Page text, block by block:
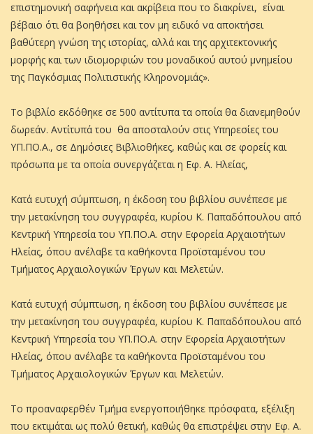
επιστημονική σαφήνεια και ακρίβεια που το διακρίνει, είναι
βέβαιο ότι θα βοηθήσει και τον μη ειδικό να αποκτήσει
βαθύτερη γνώση της ιστορίας, αλλά και της αρχιτεκτονικής
μορφής και των ιδιομορφιών του μοναδικού αυτού μνημείου
της Παγκόσμιας Πολιτιστικής Κληρονομιάς».
Το βιβλίο εκδόθηκε σε 500 αντίτυπα τα οποία θα διανεμηθούν
δωρεάν. Αντίτυπά του θα αποσταλούν στις Υπηρεσίες του
ΥΠ.ΠΟ.Α., σε Δημόσιες Βιβλιοθήκες, καθώς και σε φορείς και
πρόσωπα με τα οποία συνεργάζεται η Εφ. Α. Ηλείας,
Κατά ευτυχή σύμπτωση, η έκδοση του βιβλίου συνέπεσε με
την μετακίνηση του συγγραφέα, κυρίου Κ. Παπαδόπουλου από
Κεντρική Υπηρεσία του ΥΠ.ΠΟ.Α. στην Εφορεία Αρχαιοτήτων
Ηλείας, όπου ανέλαβε τα καθήκοντα Προϊσταμένου του
Τμήματος Αρχαιολογικών Έργων και Μελετών.
Κατά ευτυχή σύμπτωση, η έκδοση του βιβλίου συνέπεσε με
την μετακίνηση του συγγραφέα, κυρίου Κ. Παπαδόπουλου από
Κεντρική Υπηρεσία του ΥΠ.ΠΟ.Α. στην Εφορεία Αρχαιοτήτων
Ηλείας, όπου ανέλαβε τα καθήκοντα Προϊσταμένου του
Τμήματος Αρχαιολογικών Έργων και Μελετών.
Το προαναφερθέν Τμήμα ενεργοποιήθηκε πρόσφατα, εξέλιξη
που εκτιμάται ως πολύ θετική, καθώς θα επιστρέψει στην Εφ. Α.